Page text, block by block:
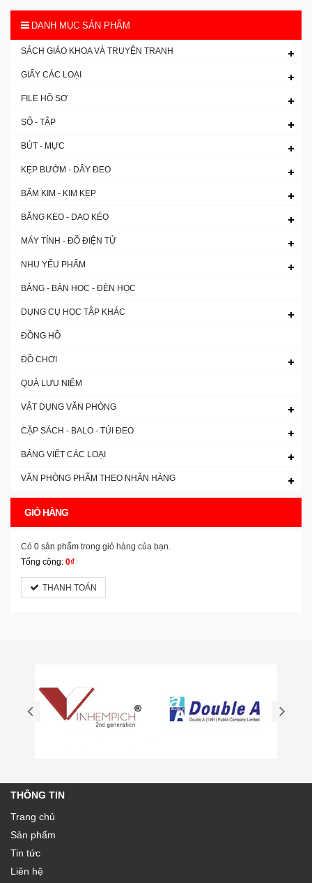
DANH MỤC SẢN PHẨM
SÁCH GIÁO KHOA VÀ TRUYỆN TRANH
GIẤY CÁC LOẠI
FILE HỒ SƠ
SỔ - TẬP
BÚT - MỰC
KẸP BƯỚM - DÂY ĐEO
BẤM KIM - KIM KẸP
BĂNG KEO - DAO KÉO
MÁY TÍNH - ĐỒ ĐIỆN TỬ
NHU YẾU PHẨM
BẢNG - BÀN HOC - ĐÈN HỌC
DỤNG CỤ HỌC TẬP KHÁC
ĐỒNG HỒ
ĐỒ CHƠI
QUÀ LƯU NIỆM
VẬT DỤNG VĂN PHÒNG
CẶP SÁCH - BALO - TÚI ĐEO
BẢNG VIẾT CÁC LOẠI
VĂN PHÒNG PHẨM THEO NHÃN HÀNG
GIỎ HÀNG
Có 0 sản phẩm trong giỏ hàng của bạn.
Tổng cộng: 0₫
THANH TOÁN
THÔNG TIN
Trang chủ
Sản phẩm
Tin tức
Liên hệ